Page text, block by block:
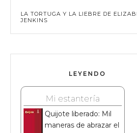
LA TORTUGA Y LA LIEBRE DE
JENKINS
LEYENDO
Mi estantería
Quijote liberado: Mil
maneras de abrazar el